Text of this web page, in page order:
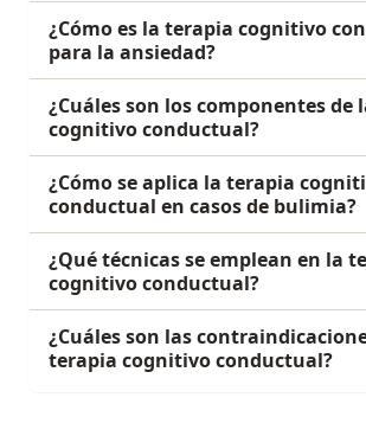
¿Cómo es la terapia cognitivo
para la ansiedad?
¿Cuáles son los componentes de
cognitivo conductual?
¿Cómo se aplica la terapia
conductual en casos de bulimia?
¿Qué técnicas se emplean en la
cognitivo conductual?
¿Cuáles son las
terapia cognitivo conductual?